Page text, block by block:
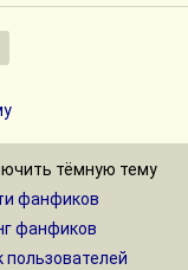
тёмную тему
фанфиков
фанфиков
пользователей